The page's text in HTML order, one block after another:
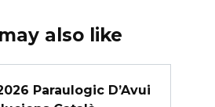
also like
Paraulogic D’Avui